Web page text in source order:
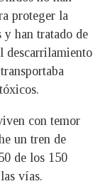
proteger la
y han tratado de
descarrilamiento
con temor
un tren de
de los 150
vías.